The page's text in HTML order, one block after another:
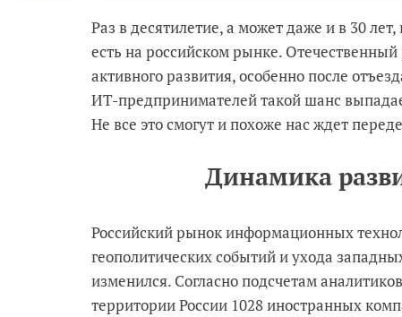
Раз в десятилетие, а может даже и в 30
есть на российском рынке.
активного развития, особенно после
ИТ-предпринимателей такой шанс
Не все это смогут и похоже нас ждет
Динамика
Российский рынок информационных
геополитических событий и ухода
изменился. Согласно подсчетам
территории России 1028 иностранных